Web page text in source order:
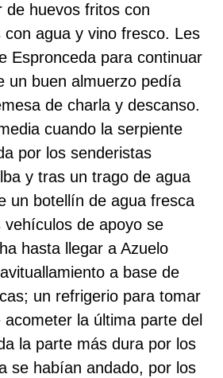
de huevos fritos con
con agua y vino fresco. Les
Espronceda para continuar
un buen almuerzo pedía
de charla y descanso.
cuando la serpiente
por los senderistas
y tras un trago de agua
un botellín de agua fresca
de apoyo se
hasta llegar a Azuelo
a base de
un refrigerio para tomar
la última parte del
la parte más dura por los
se habían andado, por los